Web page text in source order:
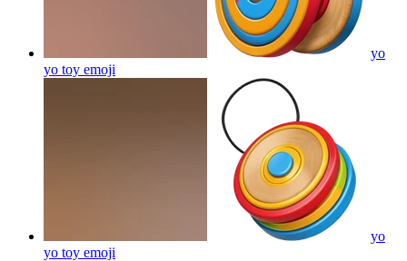
yo
yo toy emoji
yo
yo toy emoji